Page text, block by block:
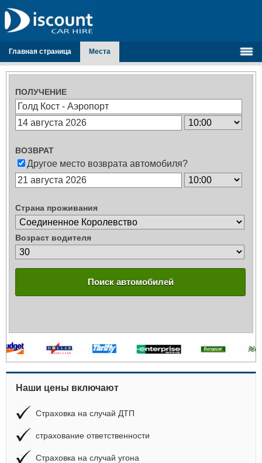
Главная страница Места
ПОЛУЧЕНИЕ
ВОЗВРАТ
Другое место возврата автомобиля?
Страна проживания
Возраст водителя
Поиск автомобилей
Наши цены включают
Страховка на случай ДТП
страхование ответственности
Страховка на случай угона